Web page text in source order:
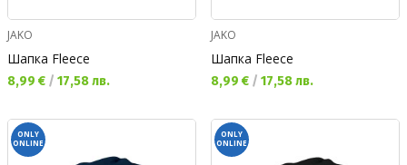
JAKO
Шапка Fleece
Текуща цена:
8,99 € / 17,58 лв.
JAKO
Шапка Fleece
Текуща цена:
8,99 € / 17,58 лв.
ONLY
ONLINE
ONLY
ONLINE